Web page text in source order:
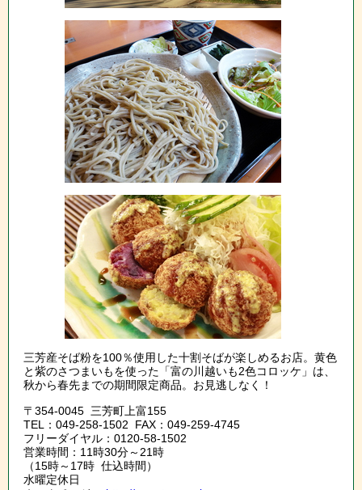
三芳産そば粉を100％使用した十割そばが楽しめるお店。黄色
と紫のさつまいもを使った「富の川越いも2色コロッケ」は、
秋から春先までの期間限定商品。お見逃しなく！
〒354-0045 三芳町上富155
TEL：049-258-1502 FAX：049-259-4745
フリーダイヤル：0120-58-1502
営業時間：11時30分～21時
（15時～17時 仕込時間）
水曜定休日